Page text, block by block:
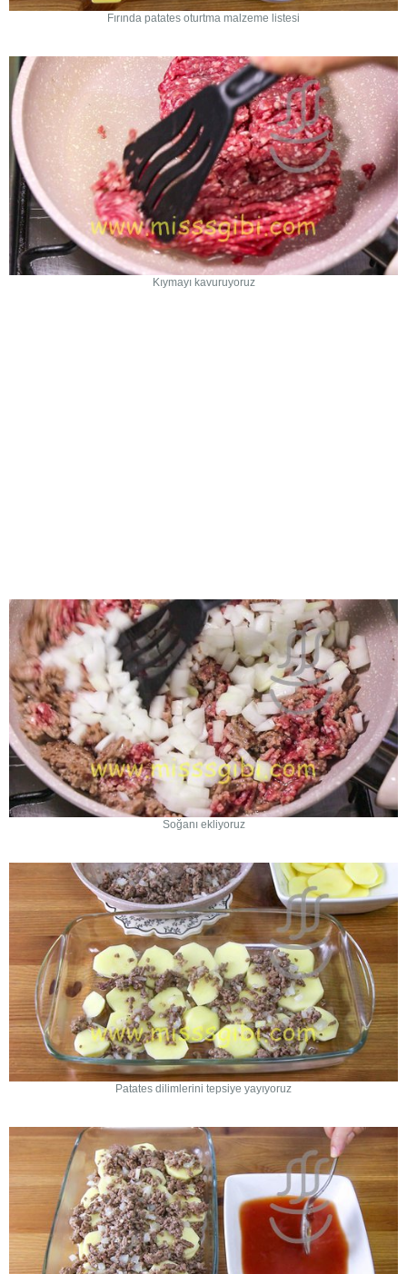
Fırında patates oturtma malzeme listesi
Kıymayı kavuruyoruz
Soğanı ekliyoruz
Patates dilimlerini tepsiye yayıyoruz